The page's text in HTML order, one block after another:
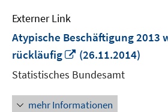
Externer Link
Atypische Beschäftigung 2013
rückläufig
In
neuem
Fenster
öffnen
(26.11.2014)
Statistisches Bundesamt
mehr Informationen